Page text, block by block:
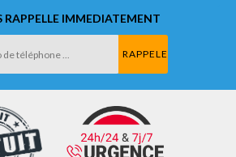
RAPPELLE IMMEDIATEMENT